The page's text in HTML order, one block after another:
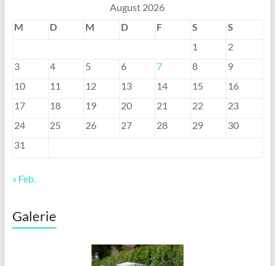
August 2026
M
D M D F S
S
1
2
3
4 5 6 7 8
9
10
11 12 13 14 15
16
17
18 19 20 21 22
23
24
25 26 27 28 29
30
31
« Feb.
Galerie